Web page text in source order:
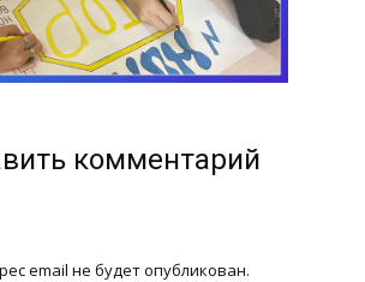
комментарий
email не будет опубликован.